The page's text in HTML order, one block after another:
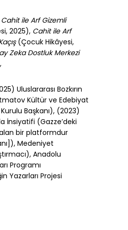
Cahit ile Arf Gizemli
2025), Cahit ile Arf
(Çocuk Hikâyesi,
Zeka Dostluk Merkezi
Uluslararası Bozkırın
Kültür ve Edebiyat
Başkanı), (2023)
İnsiyatifi (Gazze’deki
alan bir platformdur
Medeniyet
Anadolu
Programı
Yazarları Projesi